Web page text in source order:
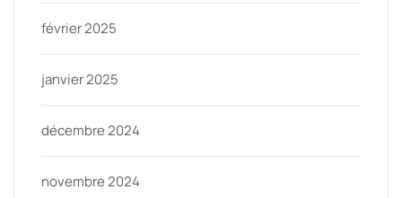
février 2025
janvier 2025
décembre 2024
novembre 2024